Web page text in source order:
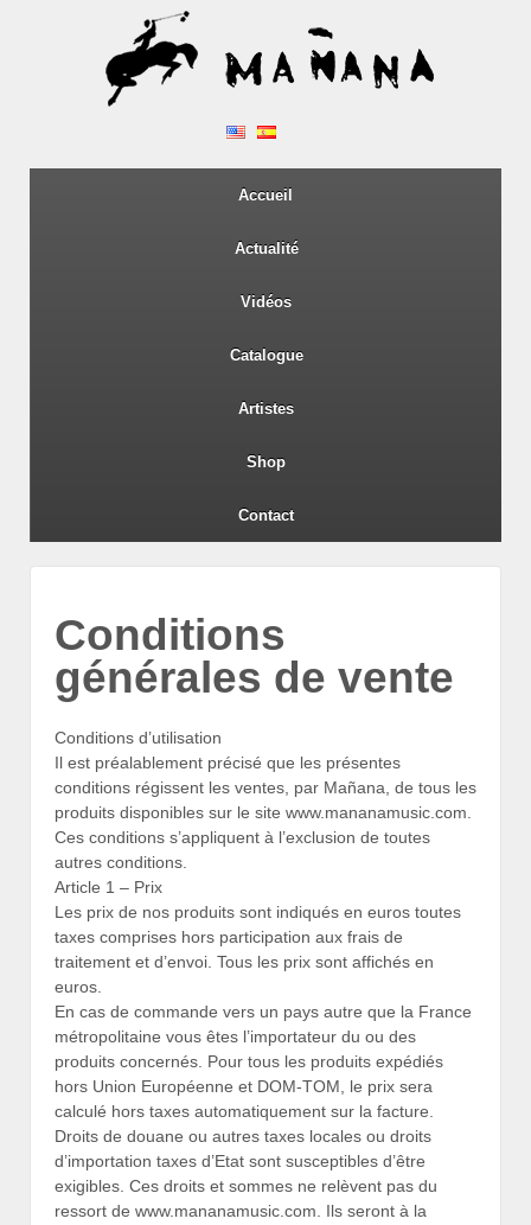
Accueil
Actualité
Vidéos
Catalogue
Artistes
Shop
Contact
Conditions
générales de vente
Conditions d’utilisation
Il est préalablement précisé que les présentes
conditions régissent les ventes, par Mañana, de tous les
produits disponibles sur le site www.mananamusic.com.
Ces conditions s’appliquent à l’exclusion de toutes
autres conditions.
Article 1 – Prix
Les prix de nos produits sont indiqués en euros toutes
taxes comprises hors participation aux frais de
traitement et d’envoi. Tous les prix sont affichés en
euros.
En cas de commande vers un pays autre que la France
métropolitaine vous êtes l’importateur du ou des
produits concernés. Pour tous les produits expédiés
hors Union Européenne et DOM-TOM, le prix sera
calculé hors taxes automatiquement sur la facture.
Droits de douane ou autres taxes locales ou droits
d’importation taxes d’Etat sont susceptibles d’être
exigibles. Ces droits et sommes ne relèvent pas du
ressort de www.mananamusic.com. Ils seront à la